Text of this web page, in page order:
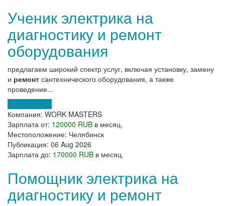
Ученик электрика на
диагностику и ремонт
оборудования
предлагаем широкий спектр услуг, включая установку, замену
и ремонт сантехнического оборудования, а также
проведение...
Откликнуться
Компания: WORK MASTERS
Зарплата от: 120000 RUB в месяц.
Местоположение: Челябинск
Публикация: 06 Aug 2026
Зарплата до: 170000 RUB в месяц.
Помощник электрика на
диагностику и ремонт